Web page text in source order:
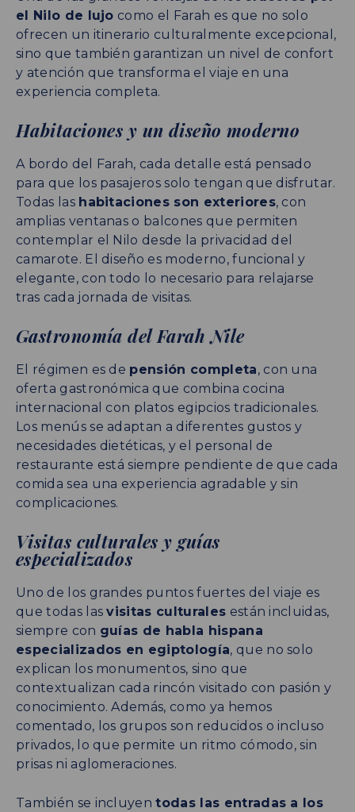
el Nilo de lujo como el Farah es que no solo
ofrecen un itinerario culturalmente excepcional,
sino que también garantizan un nivel de confort
y atención que transforma el viaje en una
experiencia completa.
Habitaciones y un diseño moderno
A bordo del Farah, cada detalle está pensado
para que los pasajeros solo tengan que disfrutar.
Todas las habitaciones son exteriores, con
amplias ventanas o balcones que permiten
contemplar el Nilo desde la privacidad del
camarote. El diseño es moderno, funcional y
elegante, con todo lo necesario para relajarse
tras cada jornada de visitas.
Gastronomía del Farah Nile
El régimen es de pensión completa, con una
oferta gastronómica que combina cocina
internacional con platos egipcios tradicionales.
Los menús se adaptan a diferentes gustos y
necesidades dietéticas, y el personal de
restaurante está siempre pendiente de que cada
comida sea una experiencia agradable y sin
complicaciones.
Visitas culturales y guías
especializados
Uno de los grandes puntos fuertes del viaje es
que todas lasvisitas culturales están incluidas,
siempre con guías de habla hispana
especializados en egiptología, que no solo
explican los monumentos, sino que
contextualizan cada rincón visitado con pasión y
conocimiento. Además, como ya hemos
comentado, los grupos son reducidos o incluso
privados, lo que permite un ritmo cómodo, sin
prisas ni aglomeraciones.
También se incluyentodas las entradas a los